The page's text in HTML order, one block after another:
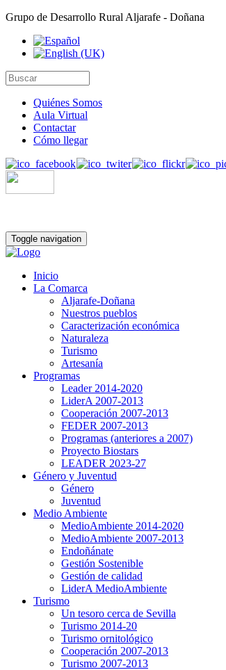
Grupo de Desarrollo Rural Aljarafe - Doñana
Quiénes Somos
Aula Virtual
Contactar
Cómo llegar
Toggle navigation
Inicio
La Comarca
Aljarafe-Doñana
Nuestros pueblos
Caracterización económica
Naturaleza
Turismo
Artesanía
Programas
Leader 2014-2020
LiderA 2007-2013
Cooperación 2007-2013
FEDER 2007-2013
Programas (anteriores a 2007)
Proyecto Biostars
LEADER 2023-27
Género y Juventud
Género
Juventud
Medio Ambiente
MedioAmbiente 2014-2020
MedioAmbiente 2007-2013
Endoñánate
Gestión Sostenible
Gestión de calidad
LiderA MedioAmbiente
Turismo
Un tesoro cerca de Sevilla
Turismo 2014-20
Turismo ornitológico
Cooperación 2007-2013
Turismo 2007-2013